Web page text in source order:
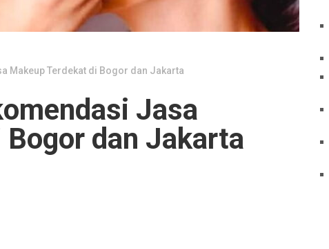
Makeup Terdekat di Bogor dan Jakarta
Jasa
dan Jakarta